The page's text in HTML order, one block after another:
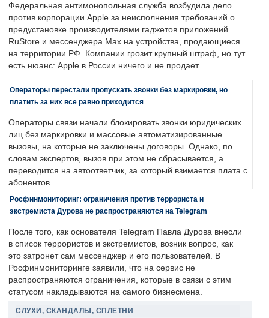
Федеральная антимонопольная служба возбудила дело
против корпорации Apple за неисполнения требований о
предустановке производителями гаджетов приложений
RuStore и мессенджера Max на устройства, продающиеся
на территории РФ. Компании грозит крупный штраф, но тут
есть нюанс: Apple в России ничего и не продает.
Операторы перестали пропускать звонки без маркировки, но
платить за них все равно приходится
Операторы связи начали блокировать звонки юридических
лиц без маркировки и массовые автоматизированные
вызовы, на которые не заключены договоры. Однако, по
словам экспертов, вызов при этом не сбрасывается, а
переводится на автоответчик, за который взимается плата с
абонентов.
Росфинмониторинг: ограничения против террориста и
экстремиста Дурова не распространяются на Telegram
После того, как основателя Telegram Павла Дурова внесли
в список террористов и экстремистов, возник вопрос, как
это затронет сам мессенджер и его пользователей. В
Росфинмониторинге заявили, что на сервис не
распространяются ограничения, которые в связи с этим
статусом накладываются на самого бизнесмена.
СЛУХИ, СКАНДАЛЫ, СПЛЕТНИ